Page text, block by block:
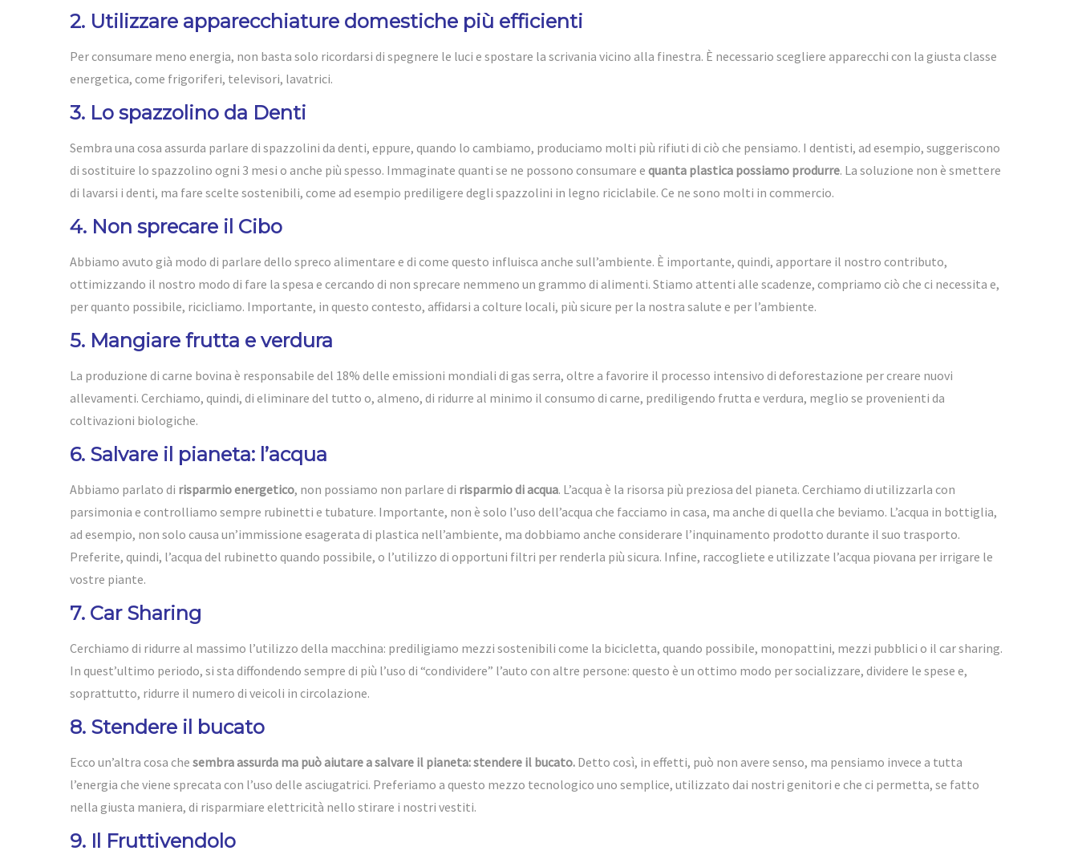
2. Utilizzare apparecchiature domestiche più efficienti
Per consumare meno energia, non basta solo ricordarsi di spegnere le luci e spostare la scrivania vicino alla finestra. È necessario scegliere apparecchi con la giusta classe
energetica, come frigoriferi, televisori, lavatrici.
3. Lo spazzolino da Denti
Sembra una cosa assurda parlare di spazzolini da denti, eppure, quando lo cambiamo, produciamo molti più rifiuti di ciò che pensiamo. I dentisti, ad esempio, suggeriscono
di sostituire lo spazzolino ogni 3 mesi o anche più spesso. Immaginate quanti se ne possono consumare e quanta plastica possiamo produrre. La soluzione non è smettere
di lavarsi i denti, ma fare scelte sostenibili, come ad esempio prediligere degli spazzolini in legno riciclabile. Ce ne sono molti in commercio.
4. Non sprecare il Cibo
Abbiamo avuto già modo di parlare dello spreco alimentare e di come questo influisca anche sull’ambiente. È importante, quindi, apportare il nostro contributo,
ottimizzando il nostro modo di fare la spesa e cercando di non sprecare nemmeno un grammo di alimenti. Stiamo attenti alle scadenze, compriamo ciò che ci necessita e,
per quanto possibile, ricicliamo. Importante, in questo contesto, affidarsi a colture locali, più sicure per la nostra salute e per l’ambiente.
5. Mangiare frutta e verdura
La produzione di carne bovina è responsabile del 18% delle emissioni mondiali di gas serra, oltre a favorire il processo intensivo di deforestazione per creare nuovi
allevamenti. Cerchiamo, quindi, di eliminare del tutto o, almeno, di ridurre al minimo il consumo di carne, prediligendo frutta e verdura, meglio se provenienti da
coltivazioni biologiche.
6. Salvare il pianeta: l’acqua
Abbiamo parlato di risparmio energetico, non possiamo non parlare di risparmio di acqua. L’acqua è la risorsa più preziosa del pianeta. Cerchiamo di utilizzarla con
parsimonia e controlliamo sempre rubinetti e tubature. Importante, non è solo l’uso dell’acqua che facciamo in casa, ma anche di quella che beviamo. L’acqua in bottiglia,
ad esempio, non solo causa un’immissione esagerata di plastica nell’ambiente, ma dobbiamo anche considerare l’inquinamento prodotto durante il suo trasporto.
Preferite, quindi, l’acqua del rubinetto quando possibile, o l’utilizzo di opportuni filtri per renderla più sicura. Infine, raccogliete e utilizzate l’acqua piovana per irrigare le
vostre piante.
7. Car Sharing
Cerchiamo di ridurre al massimo l’utilizzo della macchina: prediligiamo mezzi sostenibili come la bicicletta, quando possibile, monopattini, mezzi pubblici o il car sharing.
In quest’ultimo periodo, si sta diffondendo sempre di più l’uso di “condividere” l’auto con altre persone: questo è un ottimo modo per socializzare, dividere le spese e,
soprattutto, ridurre il numero di veicoli in circolazione.
8. Stendere il bucato
Ecco un’altra cosa che sembra assurda ma può aiutare a salvare il pianeta: stendere il bucato. Detto così, in effetti, può non avere senso, ma pensiamo invece a tutta
l’energia che viene sprecata con l’uso delle asciugatrici. Preferiamo a questo mezzo tecnologico uno semplice, utilizzato dai nostri genitori e che ci permetta, se fatto
nella giusta maniera, di risparmiare elettricità nello stirare i nostri vestiti.
9. Il Fruttivendolo